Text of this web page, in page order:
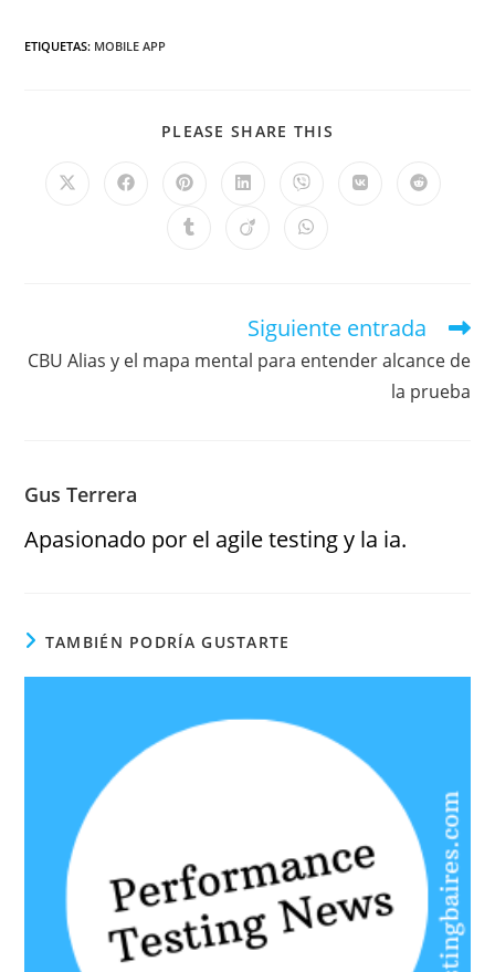
ETIQUETAS: MOBILE APP
PLEASE SHARE THIS
Siguiente entrada
CBU Alias y el mapa mental para entender alcance de
la prueba
Gus Terrera
Apasionado por el agile testing y la ia.
TAMBIÉN PODRÍA GUSTARTE